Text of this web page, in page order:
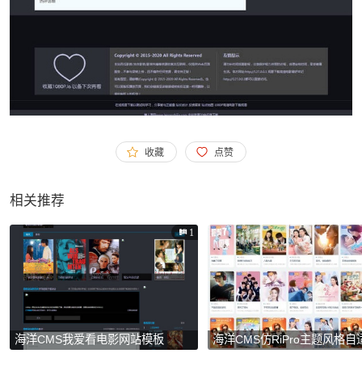
收藏 点赞
相关推荐
海洋CMS我爱看电影网站模板
1
海洋CMS仿RiPro主题风格自